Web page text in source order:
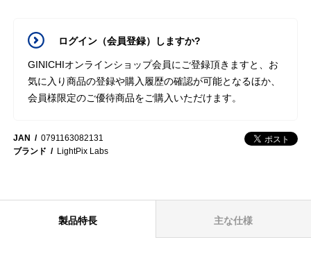
ログイン（会員登録）しますか?
GINICHIオンラインショップ会員にご登録頂きますと、お
気に入り商品の登録や購入履歴の確認が可能となるほか、
会員様限定のご優待商品をご購入いただけます。
JAN
0791163082131
ブランド
LightPix Labs
製品特長 主な仕様